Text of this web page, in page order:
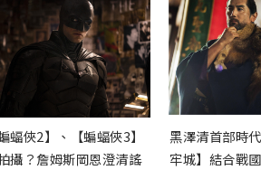
蝠俠2】、【蝙蝠俠3】
攝？詹姆斯岡恩澄清謠
黑澤清首部時
牢城】結合戰